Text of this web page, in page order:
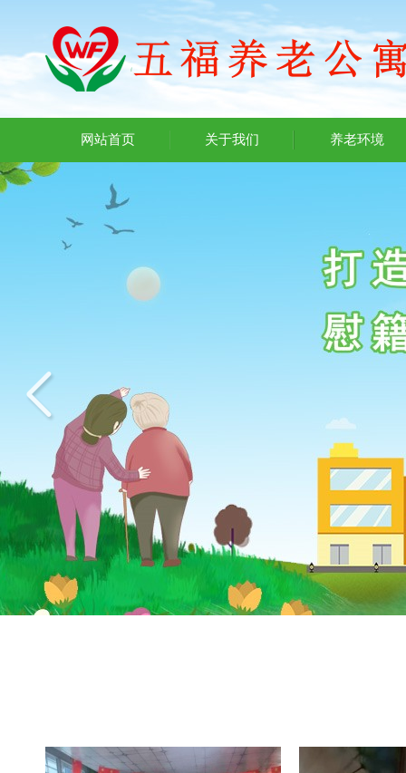
网站首页 关于我们 养老环境